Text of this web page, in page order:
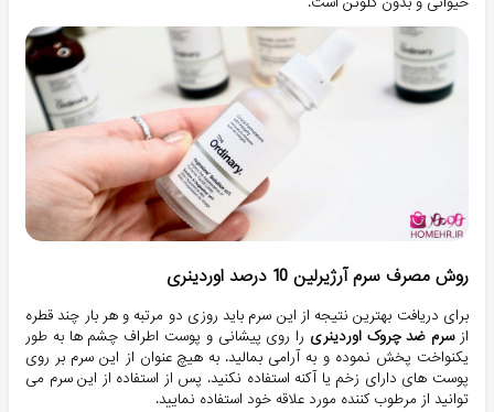
روش مصرف سرم آرژیرلین 10 درصد اوردینری
برای دریافت بهترین نتیجه از این سرم باید روزی دو مرتبه و هر بار چند قطره
از سرم ضد چروک اوردینری را روی پیشانی و پوست اطراف چشم ها به طور
یکنواخت پخش نموده و به آرامی بمالید. به هیچ عنوان از این سرم بر روی
پوست های دارای زخم یا آکنه استفاده نکنید. پس از استفاده از این سرم می
توانید از مرطوب کننده مورد علاقه خود استفاده نمایید.